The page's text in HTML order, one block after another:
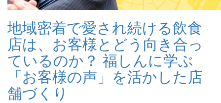
地域密着で愛され続ける飲食
店は、お客様とどう向き合っ
ているのか？ 福しんに学ぶ
「お客様の声」を活かした店
舗づくり